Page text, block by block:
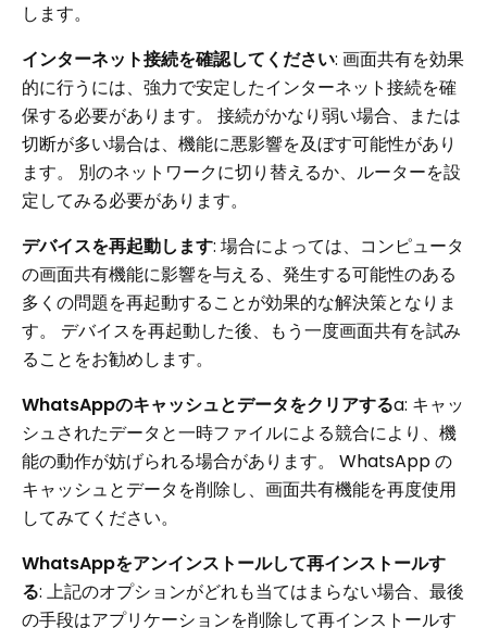
します。
インターネット接続を確認してください: 画面共有を効果
的に行うには、強力で安定したインターネット接続を確
保する必要があります。 接続がかなり弱い場合、または
切断が多い場合は、機能に悪影響を及ぼす可能性があり
ます。 別のネットワークに切り替えるか、ルーターを設
定してみる必要があります。
デバイスを再起動します: 場合によっては、コンピュータ
の画面共有機能に影響を与える、発生する可能性のある
多くの問題を再起動することが効果的な解決策となりま
す。 デバイスを再起動した後、もう一度画面共有を試み
ることをお勧めします。
WhatsAppのキャッシュとデータをクリアするa: キャッ
シュされたデータと一時ファイルによる競合により、機
能の動作が妨げられる場合があります。 WhatsApp の
キャッシュとデータを削除し、画面共有機能を再度使用
してみてください。
WhatsAppをアンインストールして再インストールす
る: 上記のオプションがどれも当てはまらない場合、最後
の手段はアプリケーションを削除して再インストールす